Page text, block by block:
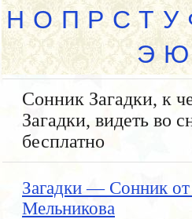
Н О П Р С Т У
Э Ю
Сонник Загадки, к
Загадки, видеть во
бесплатно
Загадки — Сонник
Мельникова